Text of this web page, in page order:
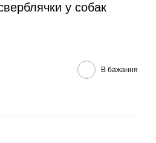
у собак
В бажання